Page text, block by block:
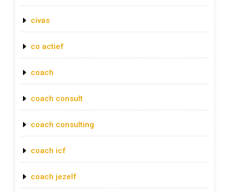
civas
co actief
coach
coach consult
coach consulting
coach icf
coach jezelf